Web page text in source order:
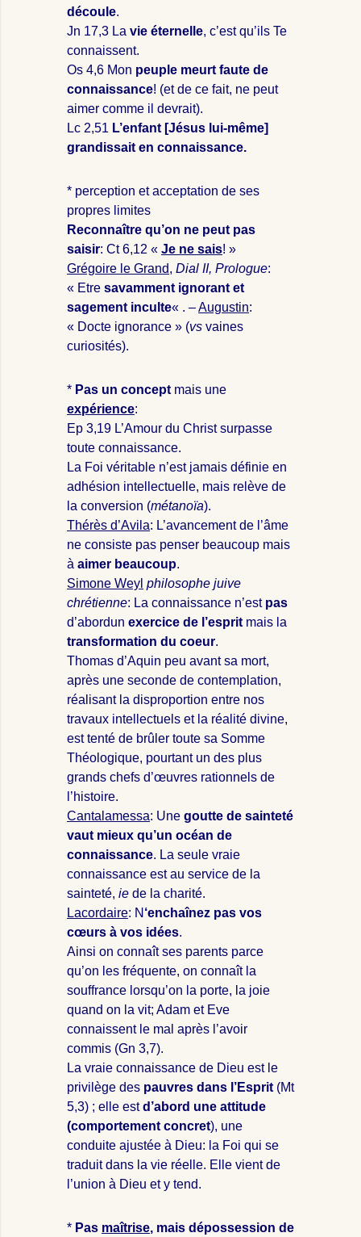
découle.
Jn 17,3 La vie éternelle, c’est qu’ils Te
connaissent.
Os 4,6 Mon peuple meurt faute de
connaissance! (et de ce fait, ne peut
aimer comme il devrait).
Lc 2,51 L’enfant [Jésus lui-même]
grandissait en connaissance.
* perception et acceptation de ses
propres limites
Reconnaître qu’on ne peut pas
saisir: Ct 6,12 « Je ne sais! »
Grégoire le Grand, Dial II, Prologue:
« Etre savamment ignorant et
sagement inculte« . –Augustin:
« Docte ignorance » (vs vaines
curiosités).
* Pas un conceptmais une
expérience:
Ep 3,19 L’Amour du Christ surpasse
toute connaissance.
La Foi véritable n’est jamais définie en
adhésion intellectuelle, mais relève de
la conversion (métanoïa).
Thérès d’Avila: L’avancement de l’âme
ne consiste pas penser beaucoup mais
à aimer beaucoup.
Simone Weyl philosophe juive
chrétienne: La connaissance n’est pas
d’abordun exercice de l’espritmais la
transformation du coeur.
Thomas d’Aquin peu avant sa mort,
après une seconde de contemplation,
réalisant la disproportion entre nos
travaux intellectuels et la réalité divine,
est tenté de brûler toute sa Somme
Théologique, pourtant un des plus
grands chefs d’œuvres rationnels de
l’histoire.
Cantalamessa: Une goutte de sainteté
vaut mieux qu’un océan de
connaissance. La seule vraie
connaissance est au service de la
sainteté, ie de la charité.
Lacordaire: N ‘enchaînez pas vos
cœurs à vos idées.
Ainsi on connaît ses parents parce
qu’on les fréquente, on connaît la
souffrance lorsqu’on la porte, la joie
quand on la vit; Adam et Eve
connaissent le mal après l’avoir
commis (Gn 3,7).
La vraie connaissance de Dieu est le
privilège des pauvres dans l’Esprit(Mt
5,3) ; elle estd’abord une attitude
(comportement concret), une
conduite ajustée à Dieu: la Foi qui se
traduit dans la vie réelle. Elle vient de
l’union à Dieu et y tend.
* Pas maîtrise, mais dépossession de